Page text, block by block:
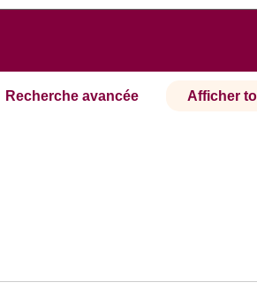
Recherche avancée Afficher